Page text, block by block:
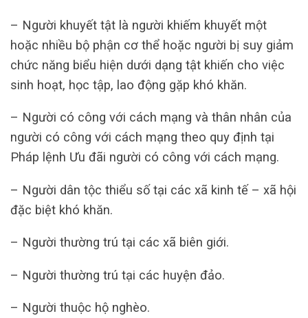
– Người khuyết tật là người khiếm khuyết một
hoặc nhiều bộ phận cơ thể hoặc người bị suy giảm
chức năng biểu hiện dưới dạng tật khiến cho việc
sinh hoạt, học tập, lao động gặp khó khăn.
– Người có công với cách mạng và thân nhân của
người có công với cách mạng theo quy định tại
Pháp lệnh Ưu đãi người có công với cách mạng.
– Người dân tộc thiểu số tại các xã kinh tế – xã hội
đặc biệt khó khăn.
– Người thường trú tại các xã biên giới.
– Người thường trú tại các huyện đảo.
– Người thuộc hộ nghèo.